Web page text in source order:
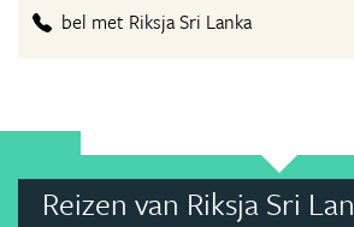
bel met Riksja Sri Lanka
Reizen van Riksja Sri